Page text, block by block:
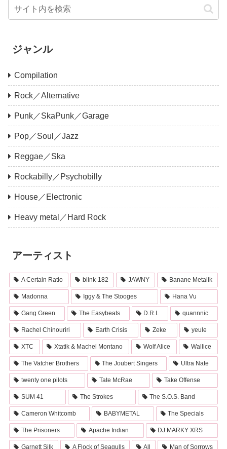
ジャンル
Compilation
Rock／Alternative
Punk／SkaPunk／Garage
Pop／Soul／Jazz
Reggae／Ska
Rockabilly／Psychobilly
House／Electronic
Heavy metal／Hard Rock
アーティスト
A Certain Ratio blink-182 JAWNY Banane Metalik
Madonna Iggy & The Stooges Hana Vu
Gang Green The Easybeats D.R.I. quannnic
Rachel Chinouriri Earth Crisis Zeke yeule
XTC Xtatik & Machel Montano Wolf Alice Wallice
The Vatcher Brothers The Joubert Singers Ultra Nate
twenty one pilots Tate McRae Take Offense
SUM 41 The Strokes The S.O.S. Band
Cameron Whitcomb BABYMETAL The Specials
The Prisoners Apache Indian DJ MARKY XRS
Garnett Silk A Flock of Seagulls All Man of Sorrows